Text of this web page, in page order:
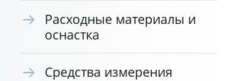
Расходные материалы и
оснастка
Средства измерения